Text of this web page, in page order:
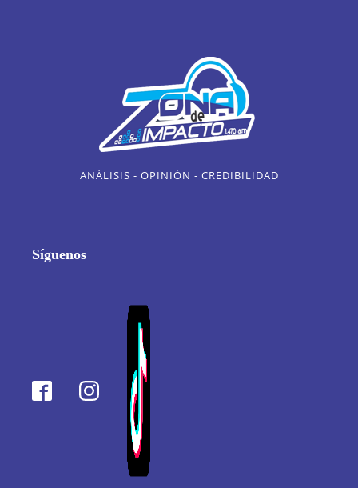
ANÁLISIS - OPINIÓN - CREDIBILIDAD
Síguenos